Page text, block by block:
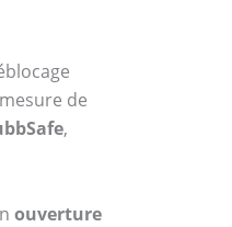
de
,
ouverture